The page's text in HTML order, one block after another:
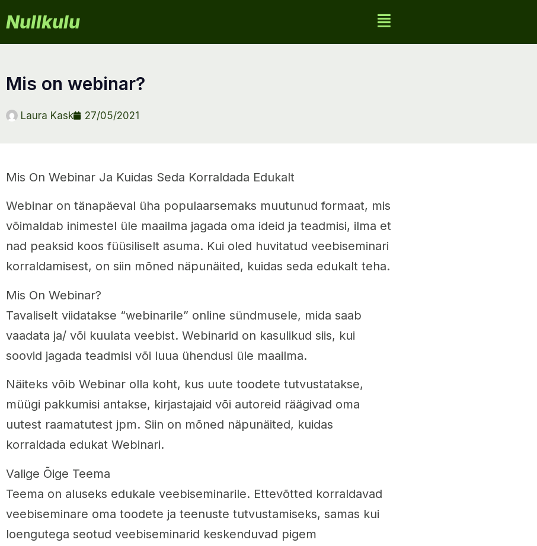
Nullkulu
mis on webinar?
Laura Kask 27/05/2021
Mis On Webinar Ja Kuidas Seda Korraldada Edukalt
Webinar on tänapäeval üha populaarsemaks muutunud formaat, mis
võimaldab inimestel üle maailma jagada oma ideid ja teadmisi, ilma et
nad peaksid koos füüsiliselt asuma. Kui oled huvitatud veebiseminari
korraldamisest, on siin mõned näpunäited, kuidas seda edukalt teha.
Mis On Webinar?
Tavaliselt viidatakse “webinarile” online sündmusele, mida saab
vaadata ja/ või kuulata veebist. Webinarid on kasulikud siis, kui
soovid jagada teadmisi või luua ühendusi üle maailma.
Näiteks võib Webinar olla koht, kus uute toodete tutvustatakse,
müügi pakkumisi antakse, kirjastajaid või autoreid räägivad oma
uutest raamatutest jpm. Siin on mõned näpunäited, kuidas
korraldada edukat Webinari.
Valige Õige Teema
Teema on aluseks edukale veebiseminarile. Ettevõtted korraldavad
veebiseminare oma toodete ja teenuste tutvustamiseks, samas kui
loengutega seotud veebiseminarid keskenduvad pigem